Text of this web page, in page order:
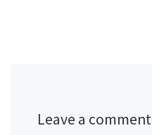
Leave a comment